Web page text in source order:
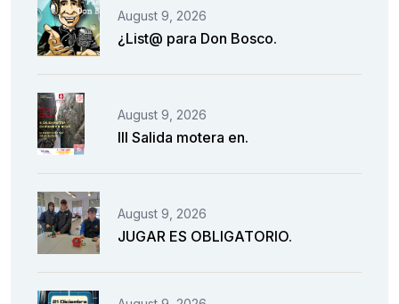
August 9, 2026
¿List@ para Don Bosco.
August 9, 2026
III Salida motera en.
August 9, 2026
JUGAR ES OBLIGATORIO.